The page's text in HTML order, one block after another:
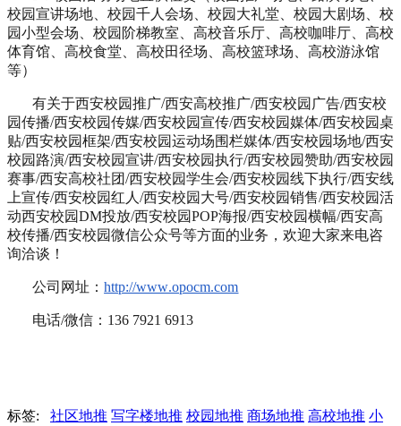
校园宣讲场地、校园千人会场、校园大礼堂、校园大剧场、校
园小型会场、校园阶梯教室、高校音乐厅、高校咖啡厅、高校
体育馆、高校食堂、高校田径场、高校篮球场、高校游泳馆
等）
有关于西安校园推广/西安高校推广/西安校园广告/西安校
园传播/西安校园传媒/西安校园宣传/西安校园媒体/西安校园桌
贴/西安校园框架/西安校园运动场围栏媒体/西安校园场地/西安
校园路演/西安校园宣讲/西安校园执行/西安校园赞助/西安校园
赛事/西安高校社团/西安校园学生会/西安校园线下执行/西安线
上宣传/西安校园红人/西安校园大号/西安校园销售/西安校园活
动西安校园DM投放/西安校园POP海报/西安校园横幅/西安高
校传播/西安校园微信公众号等方面的业务，欢迎大家来电咨
询洽谈！
公司网址：http://www.opocm.com
电话/微信：136 7921 6913
标签: 社区地推 写字楼地推 校园地推 商场地推 高校地推 小